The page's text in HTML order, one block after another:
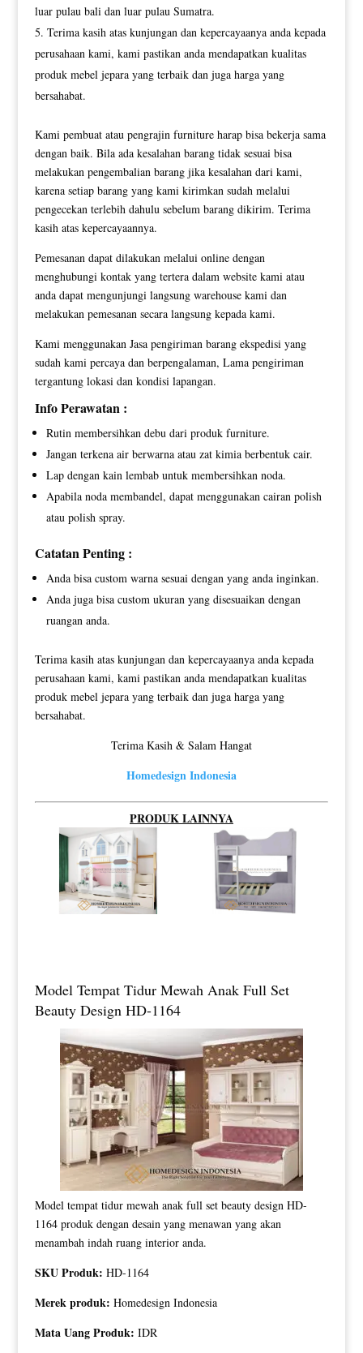
luar pulau bali dan luar pulau Sumatra.
Terima kasih atas kunjungan dan kepercayaanya anda kepada
perusahaan kami, kami pastikan anda mendapatkan kualitas
produk mebel jepara yang terbaik dan juga harga yang
bersahabat.
Kami pembuat atau pengrajin furniture harap bisa bekerja sama
dengan baik. Bila ada kesalahan barang tidak sesuai bisa
melakukan pengembalian barang jika kesalahan dari kami,
karena setiap barang yang kami kirimkan sudah melalui
pengecekan terlebih dahulu sebelum barang dikirim. Terima
kasih atas kepercayaannya.
Pemesanan dapat dilakukan melalui online dengan
menghubungi kontak yang tertera dalam website kami atau
anda dapat mengunjungi langsung warehouse kami dan
melakukan pemesanan secara langsung kepada kami.
Kami menggunakan Jasa pengiriman barang ekspedisi yang
sudah kami percaya dan berpengalaman, Lama pengiriman
tergantung lokasi dan kondisi lapangan.
Info Perawatan :
Rutin membersihkan debu dari produk furniture.
Jangan terkena air berwarna atau zat kimia berbentuk cair.
Lap dengan kain lembab untuk membersihkan noda.
Apabila noda membandel, dapat menggunakan cairan polish
atau polish spray.
Catatan Penting :
Anda bisa custom warna sesuai dengan yang anda inginkan.
Anda juga bisa custom ukuran yang disesuaikan dengan
ruangan anda.
Terima kasih atas kunjungan dan kepercayaanya anda kepada
perusahaan kami, kami pastikan anda mendapatkan kualitas
produk mebel jepara yang terbaik dan juga harga yang
bersahabat.
Terima Kasih & Salam Hangat
Homedesign Indonesia
PRODUK LAINNYA
Model Tempat Tidur Mewah Anak Full Set
Beauty Design HD-1164
Model tempat tidur mewah anak full set beauty design HD-
1164 produk dengan desain yang menawan yang akan
menambah indah ruang interior anda.
SKU Produk: HD-1164
Merek produk: Homedesign Indonesia
Mata Uang Produk: IDR